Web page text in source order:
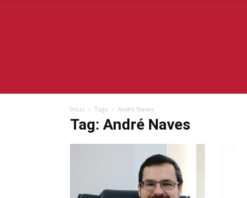
Início Tags André Naves
Tag: André Naves